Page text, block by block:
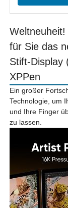
für Sie das
Stift-Display
XPPen
Ein großer
Technologie, um
und Ihre Finger
zu lassen.